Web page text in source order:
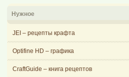
Нужное
JEI – рецепты крафта
Optifine HD – графика
CraftGuide – книга рецептов